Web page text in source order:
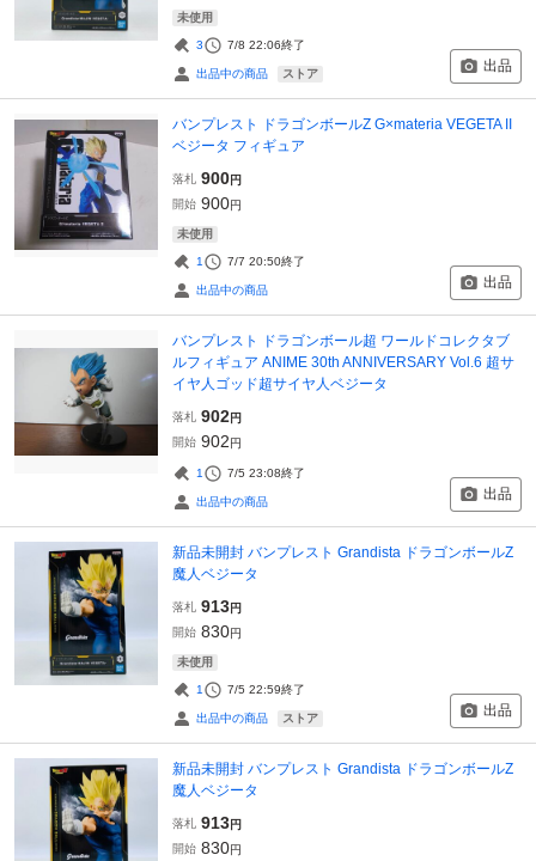
未使用
3 7/8 22:06終了
出品中の商品 ストア 出品
バンプレスト ドラゴンボールZ G×materia VEGETA II
ベジータ フィギュア
落札 900円
開始 900円
未使用
1 7/7 20:50終了
出品中の商品 出品
バンプレスト ドラゴンボール超 ワールドコレクタブ
ルフィギュア ANIME 30th ANNIVERSARY Vol.6 超サ
イヤ人ゴッド超サイヤ人ベジータ
落札 902円
開始 902円
1 7/5 23:08終了
出品中の商品 出品
新品未開封 バンプレスト Grandista ドラゴンボールZ
魔人ベジータ
落札 913円
開始 830円
未使用
1 7/5 22:59終了
出品中の商品 ストア 出品
新品未開封 バンプレスト Grandista ドラゴンボールZ
魔人ベジータ
落札 913円
開始 830円